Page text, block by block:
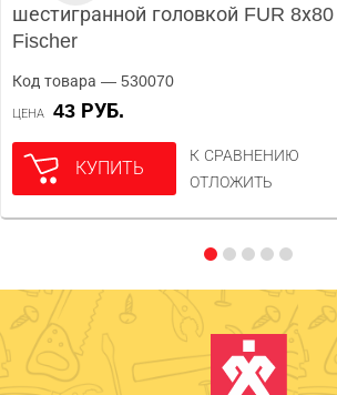
шестигранной головкой FUR
Fischer
Код товара — 530070
ЦЕНА 43 РУБ.
КУПИТЬ
К СРАВНЕНИЮ
ОТЛОЖИТЬ